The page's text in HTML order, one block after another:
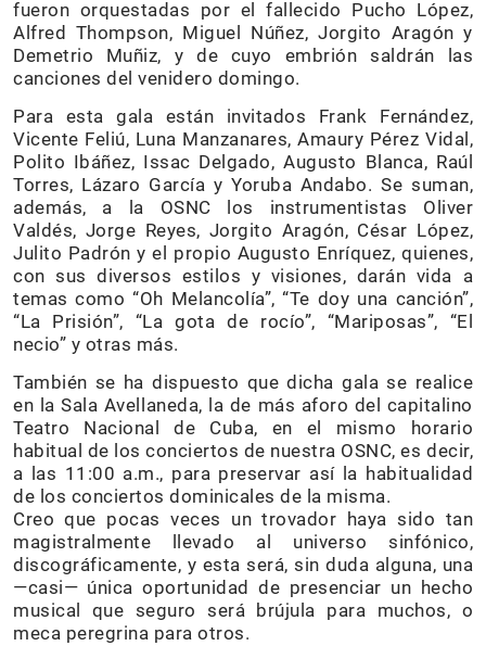
fueron orquestadas por el fallecido Pucho López,
Alfred Thompson, Miguel Núñez, Jorgito Aragón y
Demetrio Muñiz, y de cuyo embrión saldrán las
canciones del venidero domingo.
Para esta gala están invitados Frank Fernández,
Vicente Feliú, Luna Manzanares, Amaury Pérez Vidal,
Polito Ibáñez, Issac Delgado, Augusto Blanca, Raúl
Torres, Lázaro García y Yoruba Andabo. Se suman,
además, a la OSNC los instrumentistas Oliver
Valdés, Jorge Reyes, Jorgito Aragón, César López,
Julito Padrón y el propio Augusto Enríquez, quienes,
con sus diversos estilos y visiones, darán vida a
temas como “Oh Melancolía”, “Te doy una canción”,
“La Prisión”, “La gota de rocío”, “Mariposas”, “El
necio” y otras más.
También se ha dispuesto que dicha gala se realice
en la Sala Avellaneda, la de más aforo del capitalino
Teatro Nacional de Cuba, en el mismo horario
habitual de los conciertos de nuestra OSNC, es decir,
a las 11:00 a.m., para preservar así la habitualidad
de los conciertos dominicales de la misma.
Creo que pocas veces un trovador haya sido tan
magistralmente llevado al universo sinfónico,
discográficamente, y esta será, sin duda alguna, una
—casi— única oportunidad de presenciar un hecho
musical que seguro será brújula para muchos, o
meca peregrina para otros.